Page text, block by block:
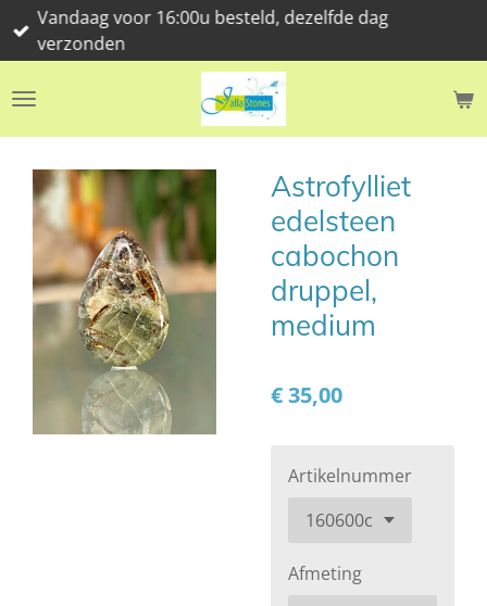
Ga
direct
de
Vandaag voor 16:00u besteld, dezelfde dag
verzonden
Astrofylliet
edelsteen
cabochon
druppel,
medium
€ 35,00
Artikelnummer
Afmeting